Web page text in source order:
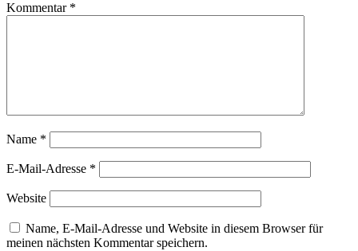
Kommentar *
Name *
E-Mail-Adresse *
Website
Name, E-Mail-Adresse und Website in diesem Browser für
meinen nächsten Kommentar speichern.